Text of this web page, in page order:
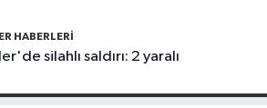
HABERLERI
silahlı saldırı: 2 yaralı